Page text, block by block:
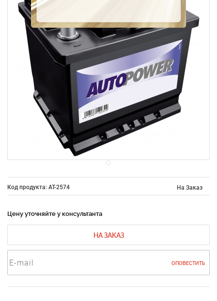
Код продукта: AT-2574 На Заказ
Цену уточняйте у консультанта
НА ЗАКАЗ
ОПОВЕСТИТЬ